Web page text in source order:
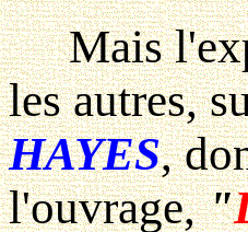
Mais
les autres,
HAYES,
l'ouvrage,"